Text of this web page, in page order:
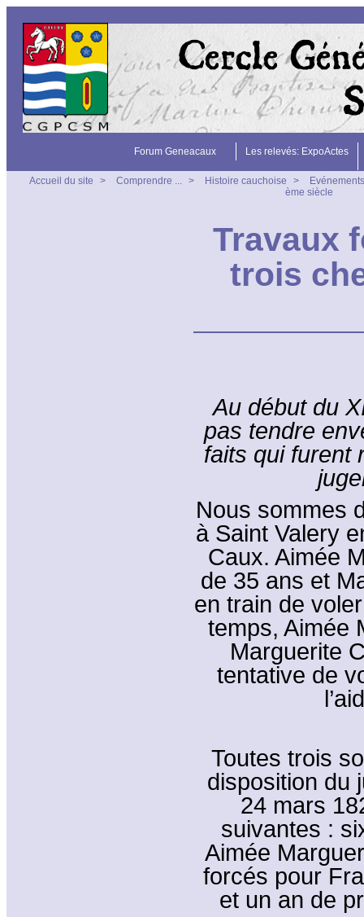
Forum Geneacaux Les relevés: ExpoActes
Accueil du site > Comprendre ... > Histoire cauchoise >
Evénements
ème siècle
Travaux
trois
Au début du
pas tendre
faits qui furent
Nous sommes
à Saint Valery
Caux. Aimée
de 35 ans et
en train de
temps, Aimée
Marguerite
tentative de
Toutes trois
disposition du
24 mars
suivantes :
Aimée
forcés pour
et un an de